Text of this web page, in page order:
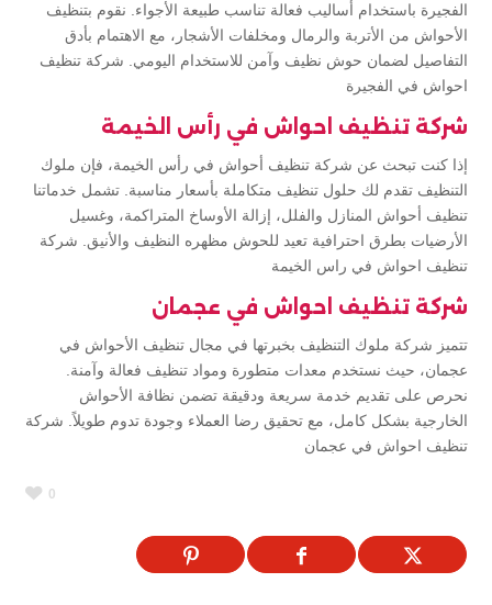
الفجيرة باستخدام أساليب فعالة تناسب طبيعة الأجواء. نقوم بتنظيف
الأحواش من الأتربة والرمال ومخلفات الأشجار، مع الاهتمام بأدق
التفاصيل لضمان حوش نظيف وآمن للاستخدام اليومي. شركة تنظيف
احواش في الفجيرة
شركة تنظيف احواش في رأس الخيمة
إذا كنت تبحث عن شركة تنظيف أحواش في رأس الخيمة، فإن ملوك
التنظيف تقدم لك حلول تنظيف متكاملة بأسعار مناسبة. تشمل خدماتنا
تنظيف أحواش المنازل والفلل، إزالة الأوساخ المتراكمة، وغسيل
الأرضيات بطرق احترافية تعيد للحوش مظهره النظيف والأنيق. شركة
تنظيف احواش في راس الخيمة
شركة تنظيف احواش في عجمان
تتميز شركة ملوك التنظيف بخبرتها في مجال تنظيف الأحواش في
عجمان، حيث نستخدم معدات متطورة ومواد تنظيف فعالة وآمنة.
نحرص على تقديم خدمة سريعة ودقيقة تضمن نظافة الأحواش
الخارجية بشكل كامل، مع تحقيق رضا العملاء وجودة تدوم طويلاً. شركة
تنظيف احواش في عجمان
0